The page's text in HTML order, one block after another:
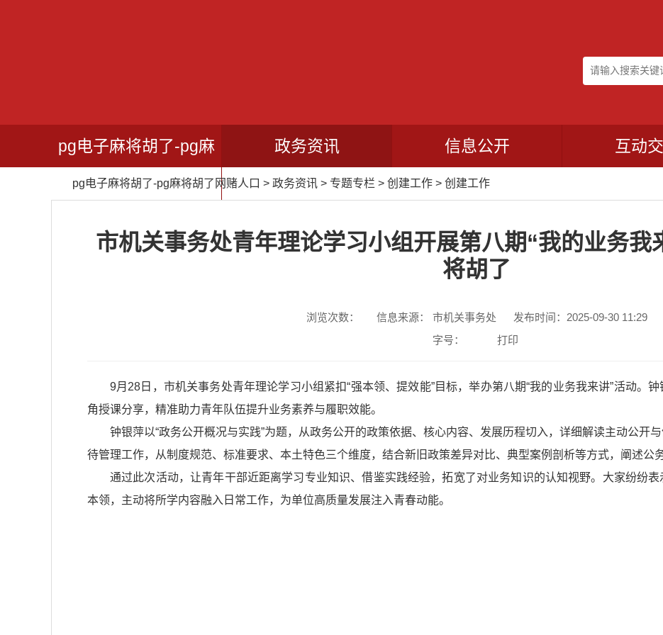
pg电子麻将胡了-pg麻
将胡了网赌人口
政务资讯 信息公开 互动
pg电子麻将胡了-pg麻将胡了网赌人口 > 政务资讯 > 专题专栏 > 创建工作 > 创建工作
市机关事务处青年理论学习小组开展第八期“我的业务我
将胡了
浏览次数： 信息来源： 市机关事务处
发布时间：2025-09-30 11:29
字号：
打印
9月28日，市机关事务处青年理论学习小组紧扣“强本领、提效能”目标，举办第八期“我的业务我来讲”活动。
角授课分享，精准助力青年队伍提升业务素养与履职效能。
钟银萍以“政务公开概况与实践”为题，从政务公开的政策依据、核心内容、发展历程切入，详细解读主动公开
待管理工作，从制度规范、标准要求、本土特色三个维度，结合新旧政策差异对比、典型案例剖析等方式，阐述公
通过此次活动，让青年干部近距离学习专业知识、借鉴实践经验，拓宽了对业务知识的认知视野。大家纷纷
本领，主动将所学内容融入日常工作，为单位高质量发展注入青春动能。